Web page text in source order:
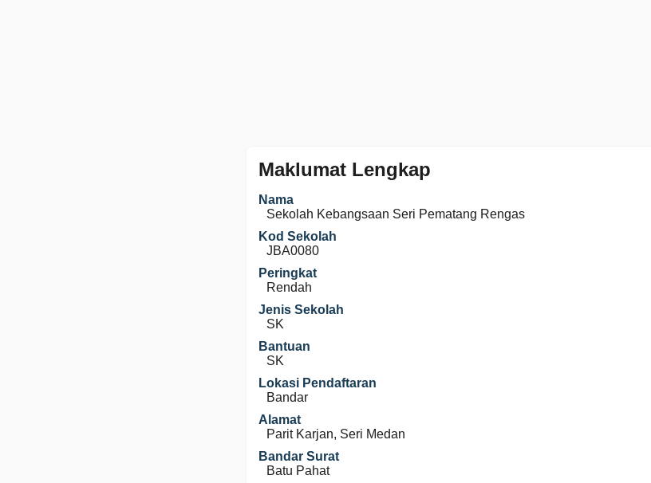
Maklumat Lengkap
Nama
Sekolah Kebangsaan Seri Pematang Rengas
Kod Sekolah
JBA0080
Peringkat
Rendah
Jenis Sekolah
SK
Bantuan
SK
Lokasi Pendaftaran
Bandar
Alamat
Parit Karjan, Seri Medan
Bandar Surat
Batu Pahat